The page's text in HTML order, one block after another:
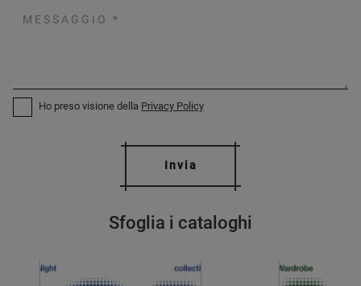
Sfoglia i cataloghi
Ho preso visione della Privacy Policy
Invia